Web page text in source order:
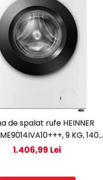
de spalat rufe HEINNER
9 KG, 1400
Clasa A-10%, MOTOR
1.406,99 Lei